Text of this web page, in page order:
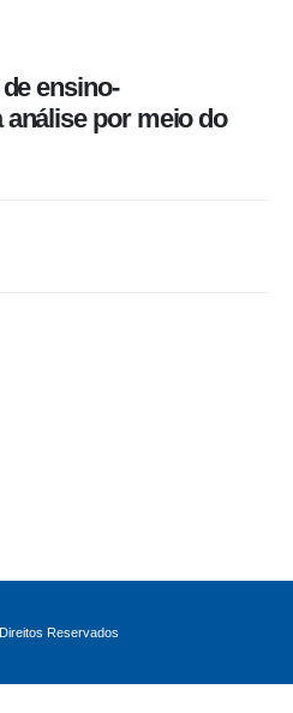
ensino-
por meio do
Reservados